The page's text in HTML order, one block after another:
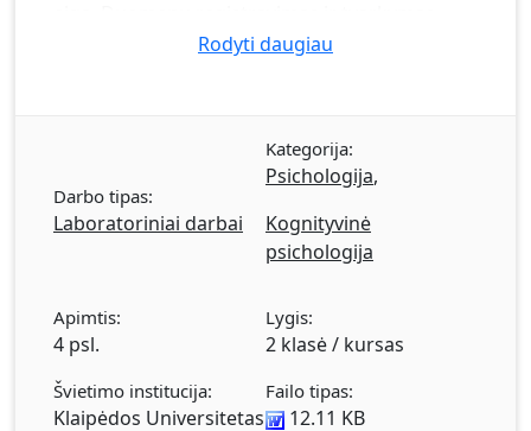
Rezultatai. Lentelė: Tiriamasis. Teisingai
elgesys. Rezultatų aptarimas.
Rodyti daugiau
Darbo tipas:
Laboratoriniai darbai
Kategorija:
Psichologija,
Kognityvinė
psichologija
Apimtis:
4 psl.
Lygis:
2 klasė / kursas
Švietimo institucija:
Klaipėdos Universitetas
Failo tipas:
12.11 KB